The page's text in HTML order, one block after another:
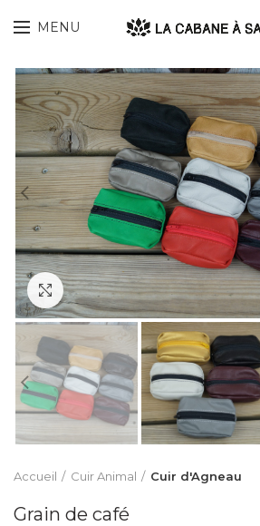
MENU
Cliquez pour agrandir
Accueil Cuir Animal Cuir d'Agneau
Grain de café